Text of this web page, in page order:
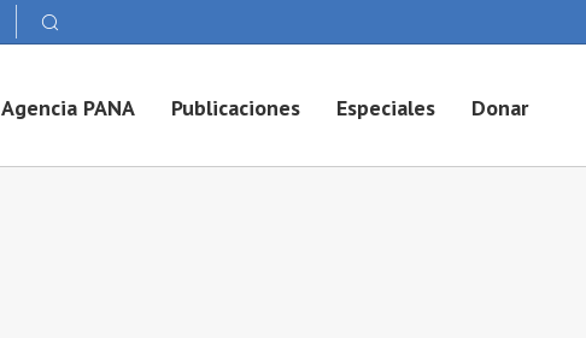
Agencia PANA Publicaciones Especiales Donar